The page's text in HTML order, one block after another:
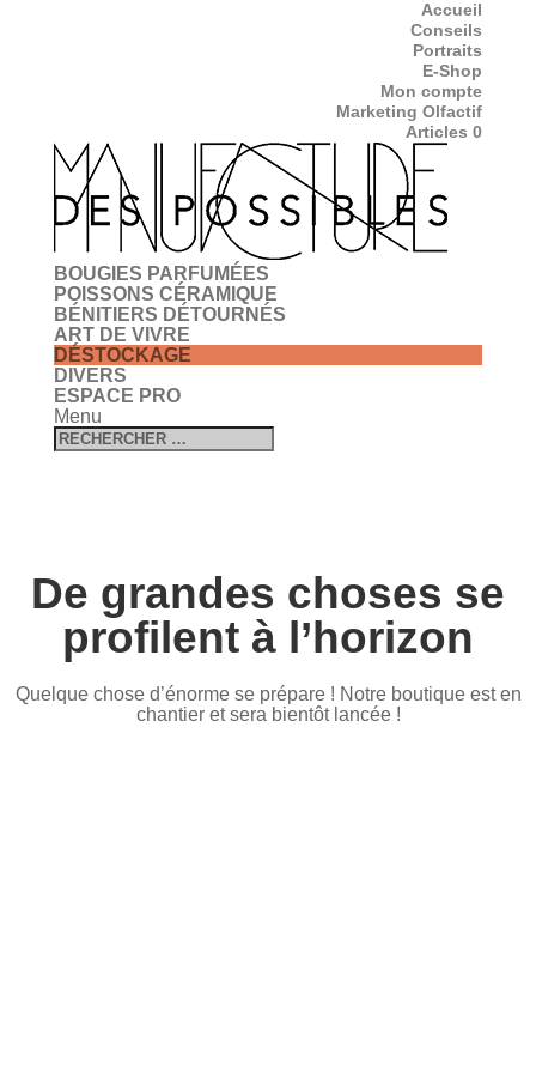
Accueil
Conseils
Portraits
E-Shop
Mon compte
Marketing Olfactif
Articles 0
BOUGIES PARFUMÉES
POISSONS CÉRAMIQUE
BÉNITIERS DÉTOURNÉS
ART DE VIVRE
DÉSTOCKAGE
DIVERS
ESPACE PRO
Menu
De grandes choses se
profilent à l’horizon
Quelque chose d’énorme se prépare ! Notre boutique est en
chantier et sera bientôt lancée !